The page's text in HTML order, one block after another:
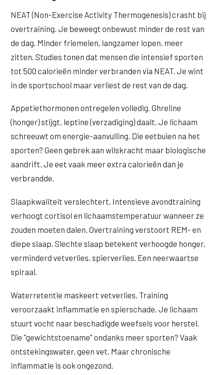
NEAT (Non-Exercise Activity Thermogenesis) crasht bij
overtraining. Je beweegt onbewust minder de rest van
de dag. Minder friemelen, langzamer lopen, meer
zitten. Studies tonen dat mensen die intensief sporten
tot 500 calorieën minder verbranden via NEAT. Je wint
in de sportschool maar verliest de rest van de dag.
Appetiethormonen ontregelen volledig. Ghreline
(honger) stijgt, leptine (verzadiging) daalt. Je lichaam
schreeuwt om energie-aanvulling. Die eetbuien na het
sporten? Geen gebrek aan wilskracht maar biologische
aandrift. Je eet vaak meer extra calorieën dan je
verbrandde.
Slaapkwaliteit verslechtert. Intensieve avondtraining
verhoogt cortisol en lichaamstemperatuur wanneer ze
zouden moeten dalen. Overtraining verstoort REM- en
diepe slaap. Slechte slaap betekent verhoogde honger,
verminderd vetverlies, spierverlies. Een neerwaartse
spiraal.
Waterretentie maskeert vetverlies. Training
veroorzaakt inflammatie en spierschade. Je lichaam
stuurt vocht naar beschadigde weefsels voor herstel.
Die "gewichtstoename" ondanks meer sporten? Vaak
ontstekingswater, geen vet. Maar chronische
inflammatie is ook ongezond.